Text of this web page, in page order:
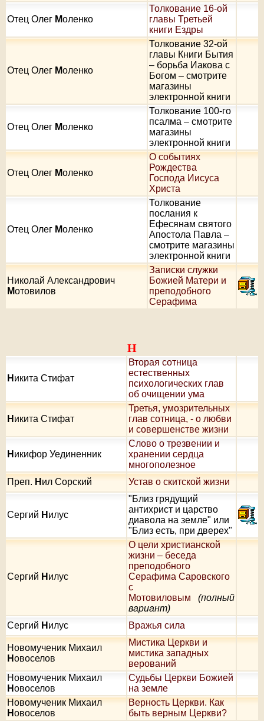
Отец Олег Моленко
Толкование 16-ой
главы Третьей
книги Ездры
Отец Олег Моленко
Толкование 32-ой
главы Книги Бытия
– борьба Иакова с
Богом – смотрите
магазины
электронной книги
Отец Олег Моленко
Толкование 100-го
псалма – смотрите
магазины
электронной книги
Отец Олег Моленко
О событиях
Рождества
Господа Иисуса
Христа
Отец Олег Моленко
Толкование
послания к
Ефесянам святого
Апостола Павла –
смотрите магазины
электронной книги
Николай Александрович
Мотовилов
Записки служки
Божией Матери и
преподобного
Серафима
Н
Н икита Стифат
Вторая сотница
естественных
психологических глав
об очищении ума
Н икита Стифат
Третья, умозрительных
глав сотница, - о любви
и совершенстве жизни
Н икифор Уединенник
Слово о трезвении и
хранении сердца
многополезное
Преп. Н ил Сорский Устав о скитской жизни
Сергий Н илус
"Близ грядущий
антихрист и царство
диавола на земле" или
"Близ есть, при дверех"
Сергий Н илус
О цели христианской
жизни – беседа
преподобного
Серафима Саровского
с
Мотовиловым (полный
вариант)
Сергий Н илус Вражья сила
Новомученик Михаил
Новоселов
Мистика Церкви и
мистика западных
верований
Новомученик Михаил
Новоселов
Судьбы Церкви Божией
на земле
Новомученик Михаил
Новоселов
Верность Церкви. Как
быть верным Церкви?